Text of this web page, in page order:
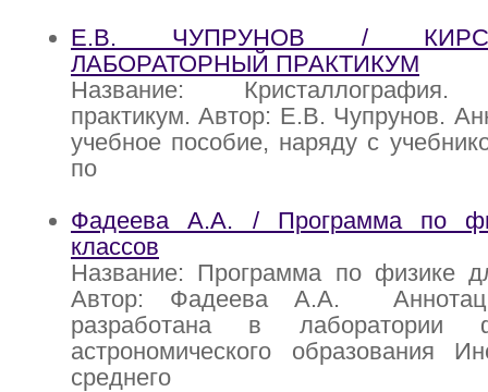
Е.В. ЧУПРУНОВ /
ЛАБОРАТОРНЫЙ ПРАКТИКУМ
Название: Кристаллография.
практикум. Автор: Е.В. Чупрунов.
учебное пособие, наряду с
по
Фадеева А.А. / Программа по
классов
Название: Программа по физике
Автор: Фадеева А.А.
разработана в лаборатории
астрономического образования
среднего